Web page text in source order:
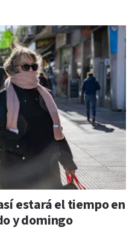
estará el tiempo en
y domingo